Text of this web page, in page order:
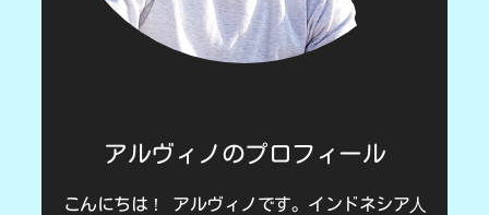
アルヴィノのプロフィール
こんにちは！ アルヴィノです。インドネシア人